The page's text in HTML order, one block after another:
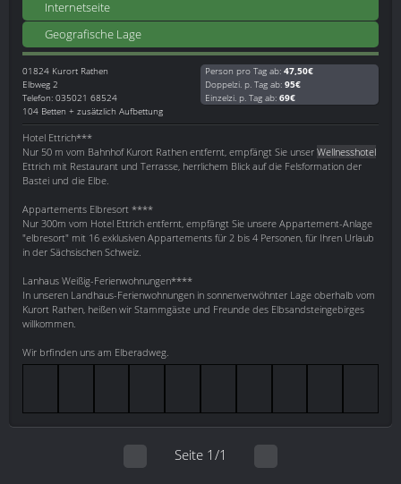
Internetseite
Geografische Lage
01824 Kurort Rathen
Elbweg 2
Telefon: 035021 68524
104 Betten + zusätzlich Aufbettung
Person pro Tag ab: 47,50€
Doppelzi. p. Tag ab: 95€
Einzelzi. p. Tag ab: 69€
Hotel Ettrich***
Nur 50 m vom Bahnhof Kurort Rathen entfernt, empfängt Sie unser Wellnesshotel
Ettrich mit Restaurant und Terrasse, herrlichem Blick auf die Felsformation der
Bastei und die Elbe.
Appartements Elbresort ****
Nur 300m vom Hotel Ettrich entfernt, empfängt Sie unsere Appartement-Anlage
"elbresort" mit 16 exklusiven Appartements für 2 bis 4 Personen, für Ihren Urlaub
in der Sächsischen Schweiz.
Lanhaus Weißig-Ferienwohnungen****
In unseren Landhaus-Ferienwohnungen in sonnenverwöhnter Lage oberhalb vom
Kurort Rathen, heißen wir Stammgäste und Freunde des Elbsandsteingebirges
willkommen.
Wir brfinden uns am Elberadweg.
Seite 1/1